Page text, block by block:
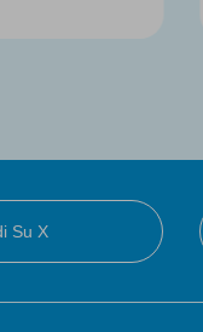
Su X